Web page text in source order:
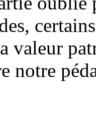
valeur
notre